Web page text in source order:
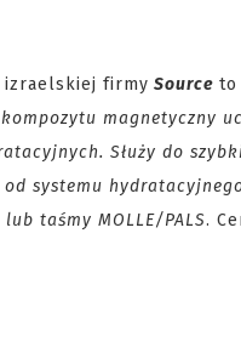
izraelskiej firmy Source to
magnetyczny
Służy do
systemu
taśmy MOLLE/PALS.